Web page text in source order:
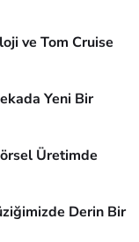
ve Tom Cruise
Yeni Bir
Üretimde
Derin Bir